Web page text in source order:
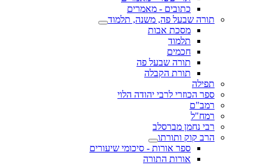
כתובים - מאמרים
תורה שבעל פה, משנה, תלמוד
מסכת אבות
תלמוד
חכמים
תורה שבעל פה
תורת הקבלה
תפילה
ספר הכוזרי לרבי יהודה הלוי
רמב"ם
רמח"ל
רבי נחמן מברסלב
הרב קוק ותורתו
ספר אורות - סיכומי שיעורים
אורות התורה